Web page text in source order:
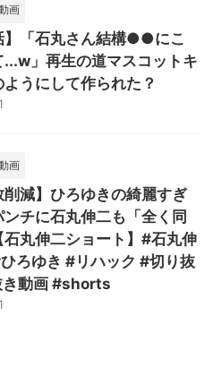
画
】「石丸さん結構●●にこ
...w」再生の道マスコットキ
うにして作られた？
画
削減】ひろゆきの綺麗すぎ
ンチに石丸伸二も「全く同
石丸伸二ショート】#石丸伸
ろゆき #リハック #切り抜
き動画 #shorts